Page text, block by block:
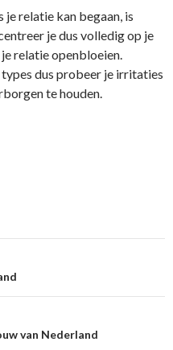
relatie kan begaan, is
je dus volledig op je
relatie openbloeien.
dus probeer je irritaties
te houden.
van Nederland